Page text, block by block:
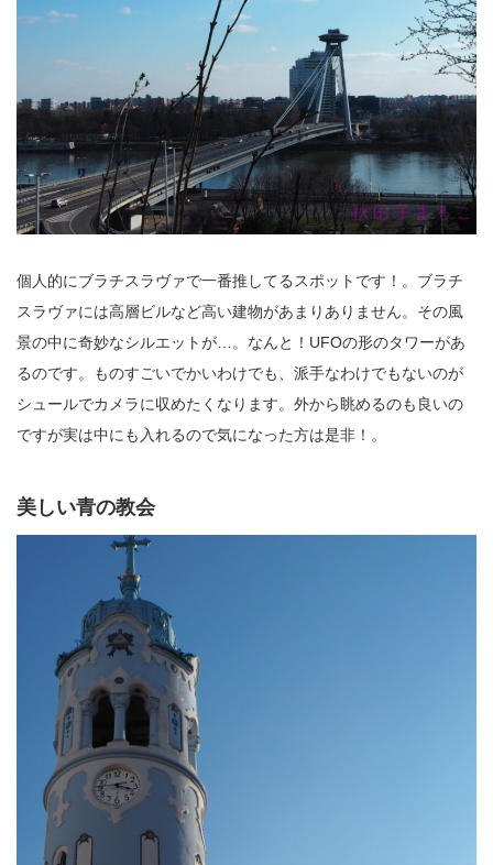
個人的にブラチスラヴァで一番推してるスポットです！。ブラチ
スラヴァには高層ビルなど高い建物があまりありません。その風
景の中に奇妙なシルエットが…。なんと！UFOの形のタワーがあ
るのです。ものすごいでかいわけでも、派手なわけでもないのが
シュールでカメラに収めたくなります。外から眺めるのも良いの
ですが実は中にも入れるので気になった方は是非！。
美しい青の教会